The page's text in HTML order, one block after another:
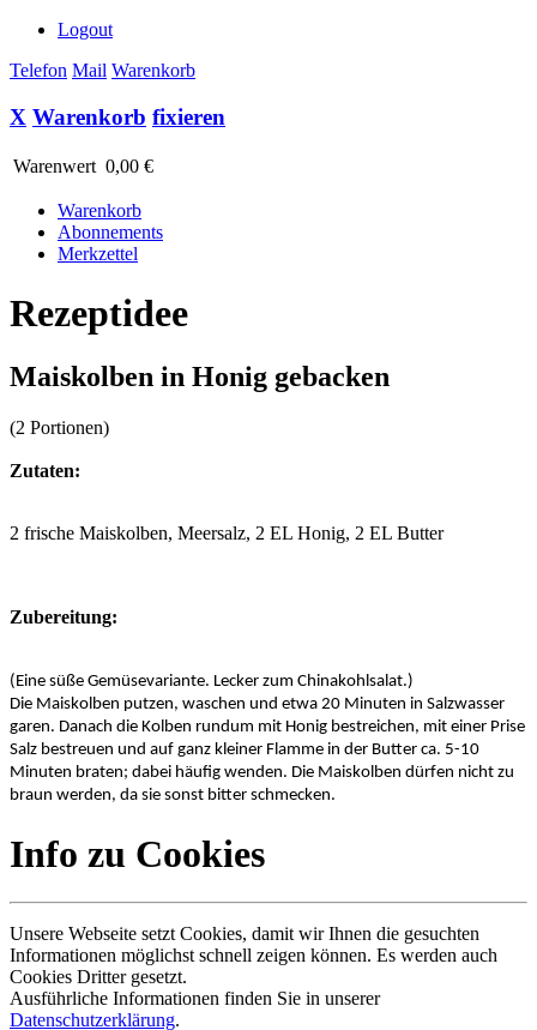
Logout
Telefon Mail Warenkorb
X Warenkorb fixieren
Warenwert 0,00 €
Warenkorb
Abonnements
Merkzettel
Rezeptidee
Maiskolben in Honig gebacken
(2 Portionen)
Zutaten:
2 frische Maiskolben, Meersalz, 2 EL Honig, 2 EL Butter
Zubereitung:
(Eine süße Gemüsevariante. Lecker zum Chinakohlsalat.)
Die Maiskolben putzen, waschen und etwa 20 Minuten in Salzwasser
garen. Danach die Kolben rundum mit Honig bestreichen, mit einer Prise
Salz bestreuen und auf ganz kleiner Flamme in der Butter ca. 5-10
Minuten braten; dabei häufig wenden. Die Maiskolben dürfen nicht zu
braun werden, da sie sonst bitter schmecken.
Info zu Cookies
Unsere Webseite setzt Cookies, damit wir Ihnen die gesuchten
Informationen möglichst schnell zeigen können. Es werden auch
Cookies Dritter gesetzt.
Ausführliche Informationen finden Sie in unserer
Datenschutzerklärung.